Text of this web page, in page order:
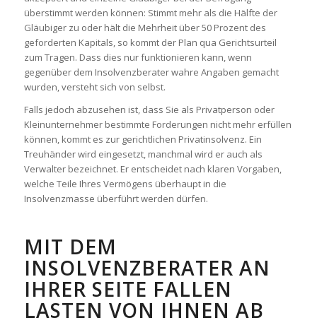
überstimmt werden können: Stimmt mehr als die Hälfte der
Gläubiger zu oder hält die Mehrheit über 50 Prozent des
geforderten Kapitals, so kommt der Plan qua Gerichtsurteil
zum Tragen. Dass dies nur funktionieren kann, wenn
gegenüber dem Insolvenzberater wahre Angaben gemacht
wurden, versteht sich von selbst.
Falls jedoch abzusehen ist, dass Sie als Privatperson oder
Kleinunternehmer bestimmte Forderungen nicht mehr erfüllen
können, kommt es zur gerichtlichen Privatinsolvenz. Ein
Treuhänder wird eingesetzt, manchmal wird er auch als
Verwalter bezeichnet. Er entscheidet nach klaren Vorgaben,
welche Teile Ihres Vermögens überhaupt in die
Insolvenzmasse überführt werden dürfen.
MIT DEM
INSOLVENZBERATER AN
IHRER SEITE FALLEN
LASTEN VON IHNEN AB